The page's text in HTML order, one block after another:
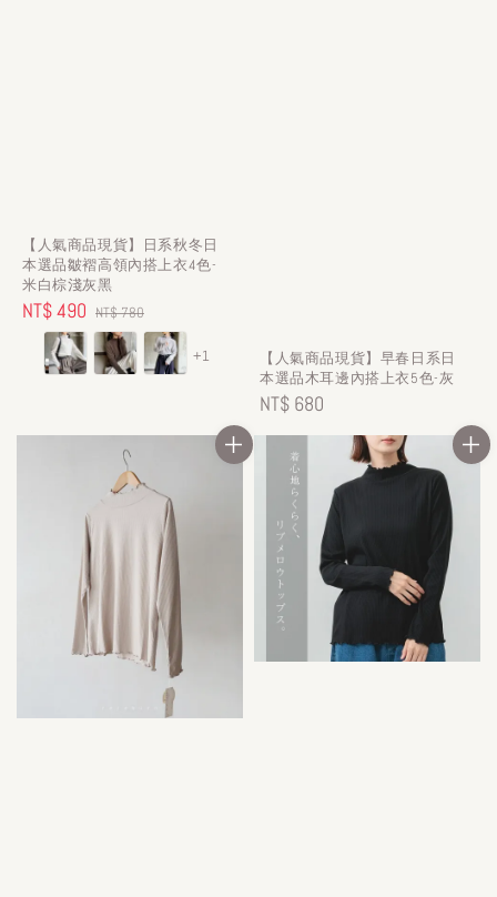
【人氣商品現貨】日系秋冬日
本選品皺褶高領內搭上衣4色-
米白棕淺灰黑
Sale
price
NT$ 490 Regular
price
NT$ 780
+1
【人氣商品現貨】早春日系日
本選品木耳邊內搭上衣5色-灰
Regular
price
NT$ 680